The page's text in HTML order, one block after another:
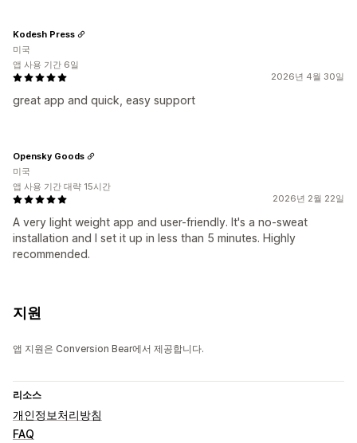
2026년 4월 30일
great app and quick, easy support
Kodesh Press
미국
앱 사용 기간 6일
2026년 2월 22일
A very light weight app and user-friendly. It's a no-sweat
installation and I set it up in less than 5 minutes. Highly
recommended.
Opensky Goods
미국
앱 사용 기간 대략 15시간
지원
앱 지원은 Conversion Bear에서 제공합니다.
리소스
개인정보처리방침
FAQ